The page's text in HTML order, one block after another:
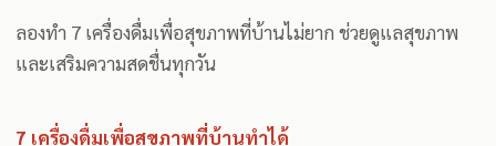
ลองทำ 7 เครื่องดื่มเพื่อสุขภาพที่บ้านไม่ยาก ช่วยดูแลสุขภาพ
และเสริมความสดชื่นทุกวัน
7 เครื่องดื่มเพื่อสุขภาพที่บ้านทำได้